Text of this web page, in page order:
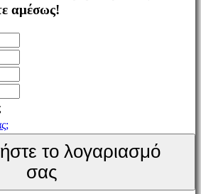
αμέσως!
το λογαριασμό
σας